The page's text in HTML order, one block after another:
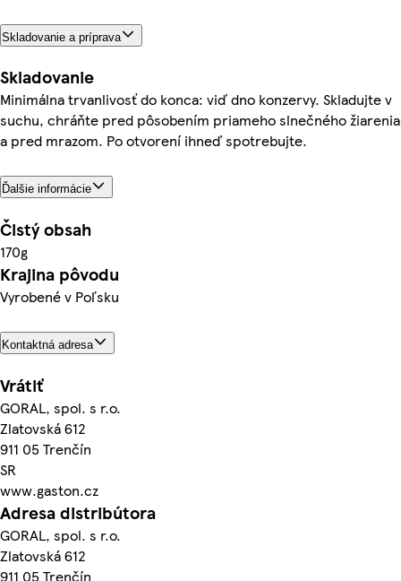
Skladovanie a príprava
Skladovanie
Minimálna trvanlivosť do konca: viď dno konzervy. Skladujte v
suchu, chráňte pred pôsobením priameho slnečného žiarenia
a pred mrazom. Po otvorení ihneď spotrebujte.
Ďalšie informácie
Čistý obsah
170g
Krajina pôvodu
Vyrobené v Poľsku
Kontaktná adresa
Vrátiť
GORAL, spol. s r.o.
Zlatovská 612
911 05 Trenčín
SR
www.gaston.cz
Adresa distribútora
GORAL, spol. s r.o.
Zlatovská 612
911 05 Trenčín